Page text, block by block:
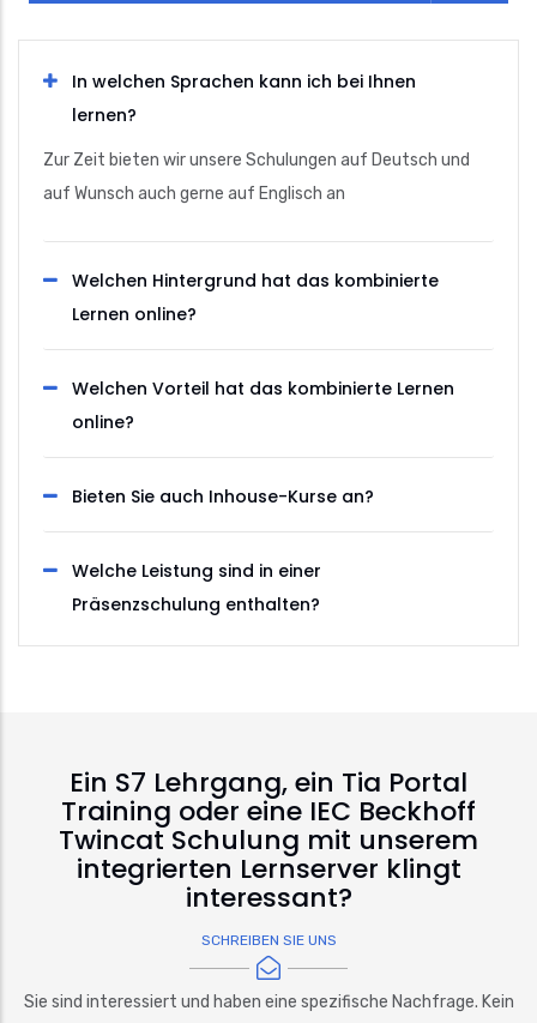
In welchen Sprachen kann ich bei Ihnen
lernen?
Zur Zeit bieten wir unsere Schulungen auf Deutsch und
auf Wunsch auch gerne auf Englisch an
Welchen Hintergrund hat das kombinierte
Lernen online?
Welchen Vorteil hat das kombinierte Lernen
online?
Bieten Sie auch Inhouse-Kurse an?
Welche Leistung sind in einer
Präsenzschulung enthalten?
Ein S7 Lehrgang, ein Tia Portal
Training oder eine IEC Beckhoff
Twincat Schulung mit unserem
integrierten Lernserver klingt
interessant?
SCHREIBEN SIE UNS
Sie sind interessiert und haben eine spezifische Nachfrage. Kein